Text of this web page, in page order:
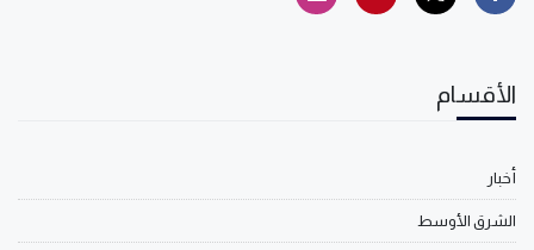
الأقسام
أخبار
الشرق الأوسط